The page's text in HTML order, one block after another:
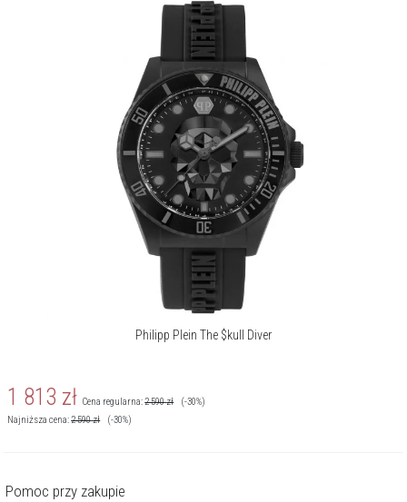
Philipp Plein The $kull Diver
1 813 zł Cena regularna:2 590zł
(-30%)
Najniższa cena:2 590zł (-30%)
Pomoc przy zakupie